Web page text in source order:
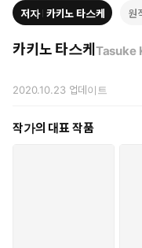
저자 카키노 타스케 원
카키노 타스케 Tasuke
2020.10.23업데이트
작가의 대표 작품